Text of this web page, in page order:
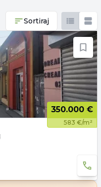
Sortiraj
350.000 €
583 €/m²